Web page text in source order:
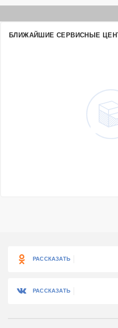
БЛИЖАЙШИЕ СЕРВИСНЫЕ
РАССКАЗАТЬ
РАССКАЗАТЬ